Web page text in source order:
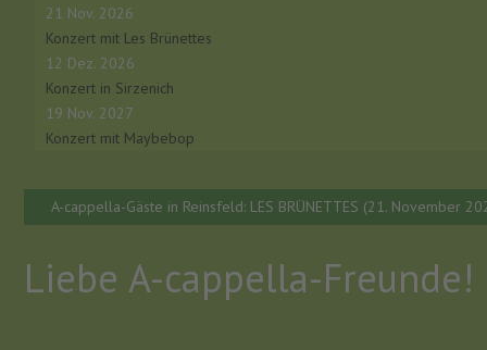
21 Nov. 2026
Konzert mit Les Brünettes
12 Dez. 2026
Konzert in Sirzenich
19 Nov. 2027
Konzert mit Maybebop
A-cappella-Gäste in Reinsfeld: LES BRÜNETTES (21. November
Liebe A-cappella-Freunde!